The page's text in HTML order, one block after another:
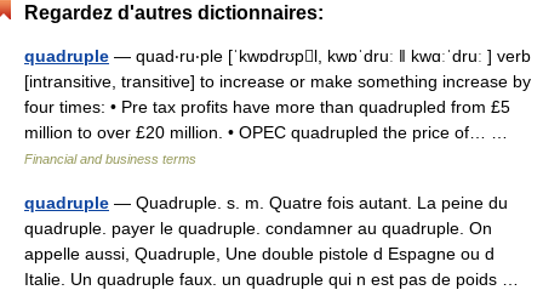
Regardez d'autres dictionnaires:
quadruple — quad‧ru‧ple [ˈkwɒdrʊpl, kwɒˈdruː ǁ kwɑːˈdruː ] verb
[intransitive, transitive] to increase or make something increase by
four times: • Pre tax profits have more than quadrupled from £5
million to over £20 million. • OPEC quadrupled the price of… …
Financial and business terms
quadruple — Quadruple. s. m. Quatre fois autant. La peine du
quadruple. payer le quadruple. condamner au quadruple. On
appelle aussi, Quadruple, Une double pistole d Espagne ou d
Italie. Un quadruple faux. un quadruple qui n est pas de poids …